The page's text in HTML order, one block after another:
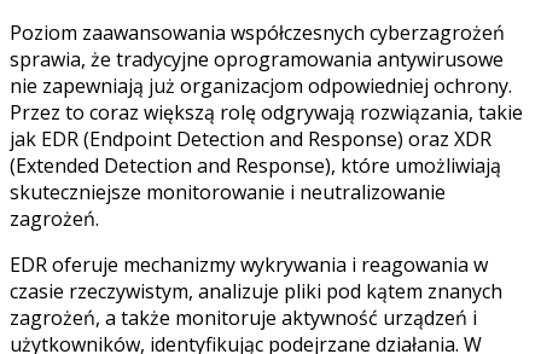
Poziom zaawansowania współczesnych cyberzagrożeń
sprawia, że tradycyjne oprogramowania antywirusowe
nie zapewniają już organizacjom odpowiedniej ochrony.
Przez to coraz większą rolę odgrywają rozwiązania, takie
jak EDR (Endpoint Detection and Response) oraz XDR
(Extended Detection and Response), które umożliwiają
skuteczniejsze monitorowanie i neutralizowanie
zagrożeń.
EDR oferuje mechanizmy wykrywania i reagowania w
czasie rzeczywistym, analizuje pliki pod kątem znanych
zagrożeń, a także monitoruje aktywność urządzeń i
użytkowników, identyfikując podejrzane działania. W